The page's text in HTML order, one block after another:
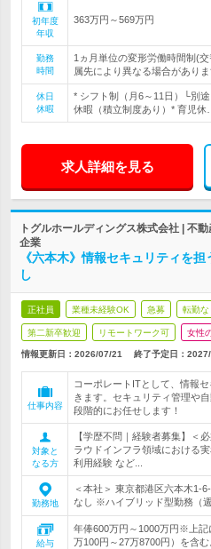
初年度
年収
363万円～569万円
勤務
時間
1ヵ月単位の変形労働時間制(
属先により異なる場合がありま
休日
休暇
* シフト制（月6～11日）└別
休暇（積立制度あり）* 育児休…
求人詳細を見る
トグルホールディングス株式会社 | 不
企業
《六本木》情報セキュリティを
し
正社員 業種未経験OK 急募 転勤な
第二新卒歓迎 リモートワーク可 女性
情報更新日：2026/07/21 終了予定日：
仕事内容
コーポレートITとして、情報
きます。セキュリティ管理や
段階的にお任せします！
対象と
なる方
【学歴不問｜経験者募集】＜
ラウドインフラ領域における
利用経験 など...
勤務地
＜本社＞ 東京都港区六本木
なし ※ハイブリッド型勤務（
給与
年俸600万円～1000万円※上記
万100円～27万8700円）を含